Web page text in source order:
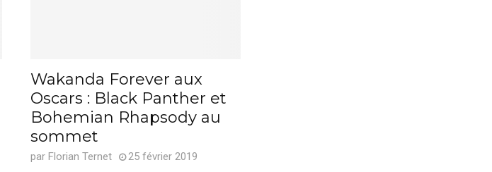
Wakanda Forever aux
Oscars : Black Panther et
Bohemian Rhapsody au
sommet
par Florian Ternet
25 février 2019